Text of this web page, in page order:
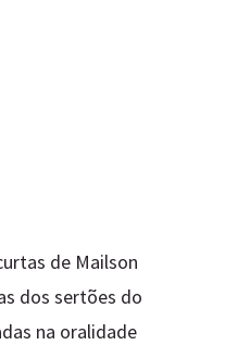
de Mailson
dos sertões do
na oralidade